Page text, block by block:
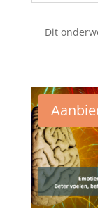
Dit